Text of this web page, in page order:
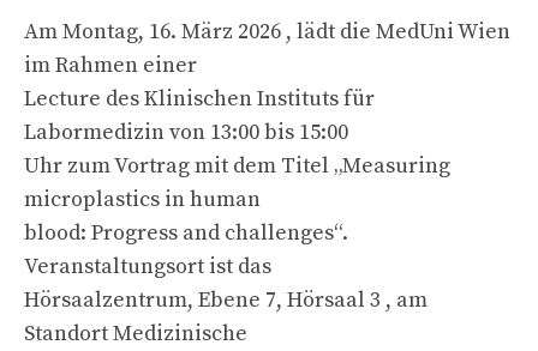
Am Montag, 16. März 2026 , lädt die MedUni Wien
im Rahmen einer
Lecture des Klinischen Instituts für
Labormedizin von 13:00 bis 15:00
Uhr zum Vortrag mit dem Titel „Measuring
microplastics in human
blood: Progress and challenges“.
Veranstaltungsort ist das
Hörsaalzentrum, Ebene 7, Hörsaal 3 , am
Standort Medizinische